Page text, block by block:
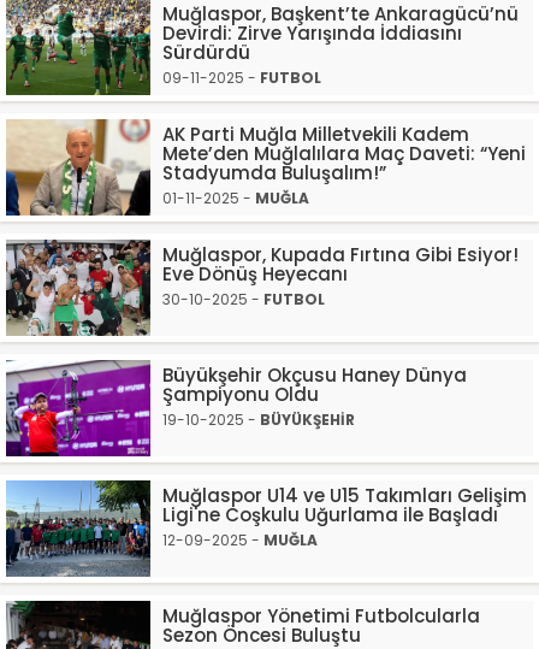
Muğlaspor, Başkent’te Ankaragücü’nü
Devirdi: Zirve Yarışında İddiasını
Sürdürdü
09-11-2025 - FUTBOL
AK Parti Muğla Milletvekili Kadem
Mete’den Muğlalılara Maç Daveti: “Yeni
Stadyumda Buluşalım!”
01-11-2025 - MUĞLA
Muğlaspor, Kupada Fırtına Gibi Esiyor!
Eve Dönüş Heyecanı
30-10-2025 - FUTBOL
Büyükşehir Okçusu Haney Dünya
Şampiyonu Oldu
19-10-2025 - BÜYÜKŞEHİR
Muğlaspor U14 ve U15 Takımları Gelişim
Ligi'ne Coşkulu Uğurlama ile Başladı
12-09-2025 - MUĞLA
Muğlaspor Yönetimi Futbolcularla
Sezon Öncesi Buluştu